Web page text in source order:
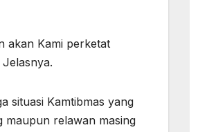
akan Kami perketat
situasi Kamtibmas yang
maupun relawan masing